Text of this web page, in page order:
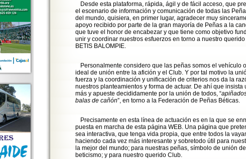
Desde esta plataforma, rápida, ágil y de fácil acceso, que
el escenario de información y comunicación de todas las
del mundo, quisiera, en primer lugar, agradecer muy
apoyo recibido por parte de la gran mayoría de Peñas a la
que tuve el honor de encabezar y que tiene como objetivo
unir y coordinar nuestros esfuerzos en torno a nuestro
BETIS BALOMPIE.
Personalmente considero que las peñas somos el vehículo
ideal de unión entre la afición y el Club. Y por tal motivo la
fuerza y la coordinación y unificación de criterios nos da la
nuestros planteamientos y forma de actuar. De ahí que insista
más y apueste decididamente por la unión de todos, “
balas de cañón”, en torno a la Federación de Peñas Béticas.
Precisamente en esta línea de actuación es en la que se
puesta en marcha de esta página WEB. Una página que
sea interactiva, que tenga vida propia, que entre todos la
haciendo cada vez más interesante y sobretodo útil para
la mejor del mundo; para nuestras peñas, símbolo de unión del
beticismo; y para nuestro querido Club.